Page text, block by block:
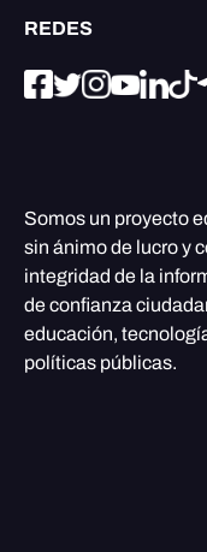
REDES
Somos un proyecto
sin ánimo de lucro y
integridad de la
de confianza
educación,
políticas públicas.